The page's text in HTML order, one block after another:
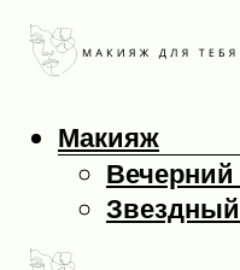
Макияж
Макияж